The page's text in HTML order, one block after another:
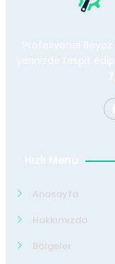
Profesyonel Beyaz
yerinizde tespit
Hızlı Menü
Anasayfa
Hakkımızda
Bölgeler